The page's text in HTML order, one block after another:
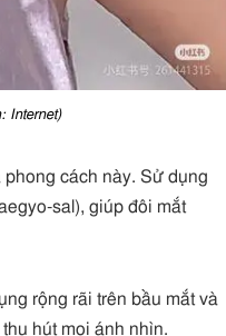
Internet)
phong cách này. Sử dụng
sal), giúp đôi mắt
rộng rãi trên bầu mắt và
hút mọi ánh nhìn.